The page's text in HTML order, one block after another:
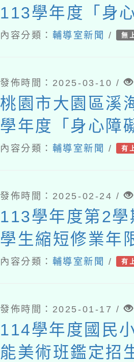
113學年度「身
教育服務方案」
告。
內容分類： 輔導室新聞 / 無
發佈時間：2025-03-10 /
桃園市大園區溪
學年度「身心障
服務方案」 特
內容分類： 輔導室新聞 / 有
發佈時間：2025-02-24 /
113學年度第2
學生縮短修業年
內容分類： 輔導室新聞 / 有
發佈時間：2025-01-17 /
114學年度國民
能美術班鑑定招